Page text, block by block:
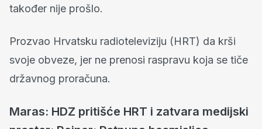
također nije prošlo.
Prozvao Hrvatsku radioteleviziju (HRT) da krši
svoje obveze, jer ne prenosi raspravu koja se tiče
državnog proračuna.
Maras: HDZ pritišće HRT i zatvara medijski